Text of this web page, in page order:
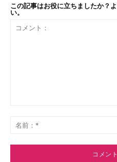
この記事はお役に立ちましたか？
い。
ト：